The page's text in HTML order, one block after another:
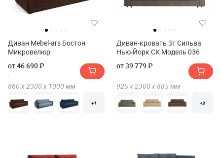
Диван Mebel-ars Бостон
Микровелюр
от 46 690 ₽
860 х2300 х 1000 мм
+1
Диван-кровать 3т Сильва
Нью-Йорк СК Модель 036
от 39 779 ₽
925 х2300 х885мм
+3